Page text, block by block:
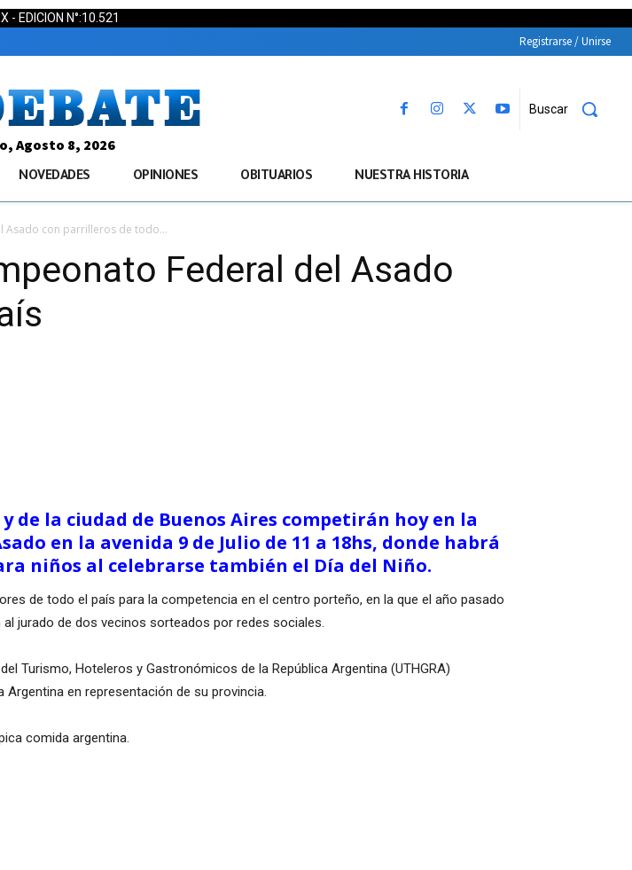
- EDICION N°:10.521
Registrarse / Unirse
Buscar
Agosto 8, 2026
NOVEDADES OPINIONES OBITUARIOS NUESTRA HISTORIA
Asado con parrilleros de todo...
Federal del Asado
de la ciudad de Buenos Aires competirán hoy en la
en la avenida 9 de Julio de 11 a 18hs, donde habrá
niños al celebrarse también el Día del Niño.
de todo el país para la competencia en el centro porteño, en la que el año pasado
jurado de dos vecinos sorteados por redes sociales.
Turismo, Hoteleros y Gastronómicos de la República Argentina (UTHGRA)
en representación de su provincia.
comida argentina.